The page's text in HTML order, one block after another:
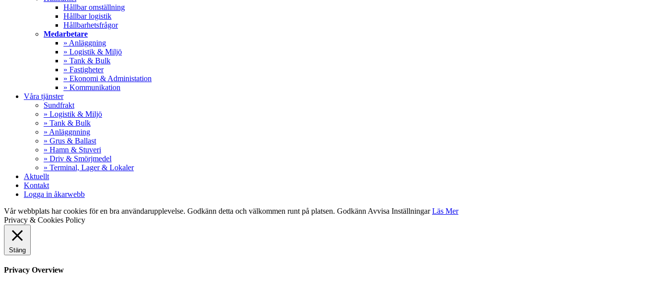
Hållbar omställning
Hållbar logistik
Hållbarhetsfrågor
Medarbetare
» Anläggning
» Logistik & Miljö
» Tank & Bulk
» Fastigheter
» Ekonomi & Administation
» Kommunikation
Våra tjänster
Sundfrakt
» Logistik & Miljö
» Tank & Bulk
» Anläggnning
» Grus & Ballast
» Hamn & Stuveri
» Driv & Smörjmedel
» Terminal, Lager & Lokaler
Aktuellt
Kontakt
Logga in åkarwebb
Vår webbplats har cookies för en bra användarupplevelse. Godkänn detta och välkommen runt på platsen. Godkänn Avvisa Inställningar Läs Mer
Privacy & Cookies Policy
Stäng
Privacy Overview